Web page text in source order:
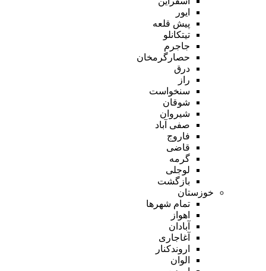
ایور
پیش قلعه
تیتکانلو
جاجرم
حصارگرمخان
درق
راز
سنخواست
شوقان
شیروان
صفی آباد
فاروج
قاضی
گرمه
لوجلی
بازگشت
خوزستان
تمام شهر‌ها
اهواز
آبادان
آغاجاری
اروندکنار
الوان